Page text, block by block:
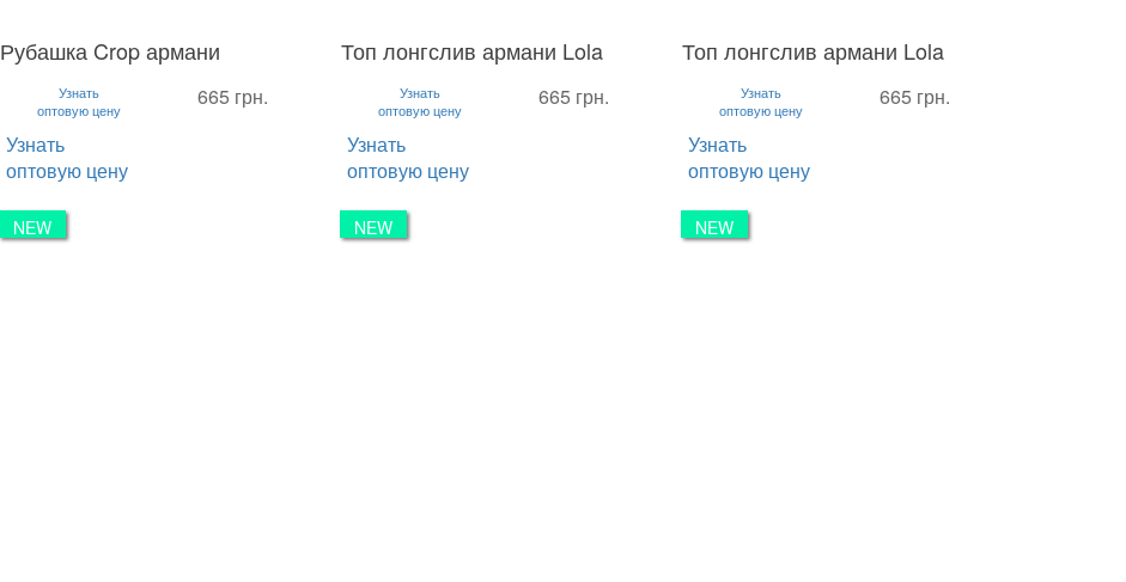
S M L
Рубашка Crop армани
Узнать
оптовую цену
Узнать
оптовую цену
665 грн.
S M L
Топ лонгслив армани Lola
Узнать
оптовую цену
Узнать
оптовую цену
665 грн.
S M L
Топ лонгслив армани Lola
Узнать
оптовую цену
Узнать
оптовую цену
665 грн.
NEW NEW NEW